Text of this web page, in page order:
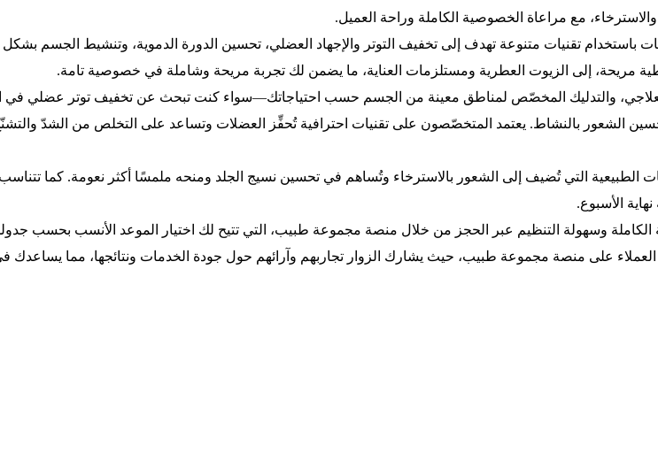
مع مراعاة الخصوصية الكاملة وراحة العميل.
تقنيات متنوعة تهدف إلى تخفيف التوتر والإجهاد العضلي، تحسين الدورة الدموية، وتنشيط الجسم
مريحة، إلى الزيوت العطرية ومستلزمات العناية، ما يضمن لك تجربة مريحة وشاملة في خصوصية تامة.
العلاجي، والتدليك المخصّص لمناطق معينة من الجسم حسب احتياجاتك—سواء كنت تبحث عن تخفيف توتر عضلي في
الشعور بالنشاط. يعتمد المتخصّصون على تقنيات احترافية تُحفِّز العضلات وتساعد على التخلص من الشدّ
الطبيعية التي تُضيف إلى الشعور بالاسترخاء وتُساهم في تحسين نسيج الجلد ومنحه ملمسًا أكثر نعومة. كما
الأسبوع.
الكاملة وسهولة التنظيم عبر الحجز من خلال منصة مجموعة طبيب، التي تتيح لك اختيار الموعد الأنسب بحسب
على منصة مجموعة طبيب، حيث يشارك الزوار تجاربهم وآرائهم حول جودة الخدمات ونتائجها، مما يساعدك